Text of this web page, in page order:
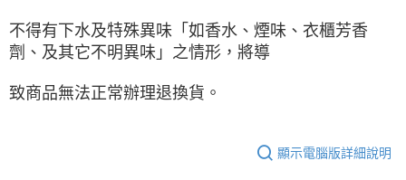
不得有下水及特殊異味「如香水、煙味、衣櫃芳香
劑、及其它不明異味」之情形，將導
致商品無法正常辦理退換貨。
顯示電腦版詳細說明